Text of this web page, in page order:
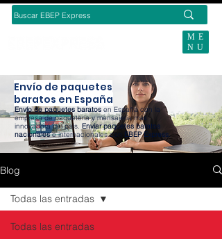
ME
NU
Envío de paquetes
baratos en España
Envío de paquetes baratos en España con la
empresa de paquetería y mensajería más
innovadora del país. Enviar paquetes baratos
nacionalese internacionales con EBEP Express.
Blog
Todas las entradas
Todas las entradas